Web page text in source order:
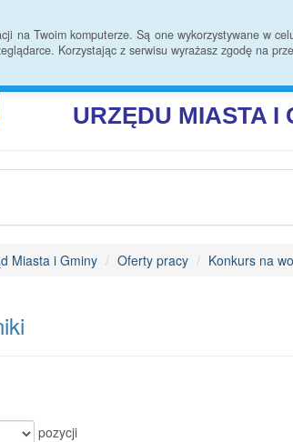
na Twoim komputerze. Są one wykorzystywane w
Korzystając z serwisu wyrażasz zgodę na
BIULETYN
URZĘDU MIASTA I
Miasta i Gminy Oferty pracy Konkurs na
pozycji